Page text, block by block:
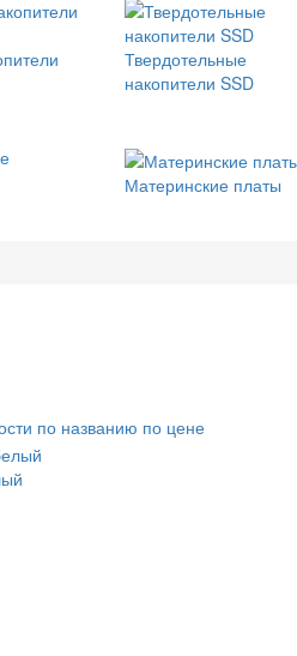
Твердотельные
накопители SSD
Материнские платы
по названию по цене